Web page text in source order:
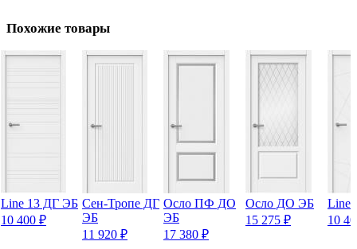
Похожие товары
Line 13 ДГ ЭБ
10 400 ₽
Сен-Тропе ДГ
ЭБ
11 920 ₽
Осло ПФ ДО
ЭБ
17 380 ₽
Осло ДО ЭБ
15 275 ₽
Line
10